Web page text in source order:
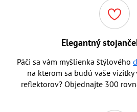
Elegantný
Páči sa vám myšlienka štýlového
na kterom sa budú vaše vizitky
reflektorov? Objednajte 300